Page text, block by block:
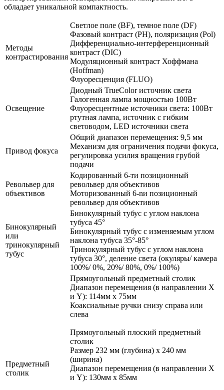
обладает уникальной компактность.
Методы
контрастирования
Светлое поле (BF), темное поле (DF)
Фазовый контраст (PH), поляризация (Pol)
Дифференциально-интерференционный
контраст (DIC)
Модуляционный контраст Хоффмана
(Hoffman)
Флуоресценция (FLUO)
Освещение
Диодный TrueColor источник света
Галогенная лампа мощностью 100Вт
Флуоресцентные источники света: 100Вт
ртутная лампа, источник с гибким
световодом, LED источники света
Привод фокуса
Общий диапазон перемещения: 9,5 мм
Механизм для ограничения подачи фокуса,
регулировка усилия вращения грубой
подачи
Револьвер для
объективов
Кодированный 6-ти позиционный
револьвер для объективов
Моторизованный 6-nи позиционный
револьвер для объективов
Бинокулярный
или
тринокулярный
тубус
Бинокулярный тубус с углом наклона
тубуса 45°
Бинокулярный тубус с изменяемым углом
наклона тубуса 35°-85°
Тринокулярный тубус с углом наклона
тубуса 30°, деление света (окуляры/ камера
100%/ 0%, 20%/ 80%, 0%/ 100%)
Предметный
столик
Прямоугольный предметный столик
Диапазон перемещения (в направлении X
и Y): 114мм x 75мм
Коаксиальные ручки снизу справа или
слева
Прямоугольный плоский предметный
столик
Размер 232 мм (глубина) x 240 мм
(ширина)
Диапазон перемещения (в направлении X
и Y): 130мм x 85мм